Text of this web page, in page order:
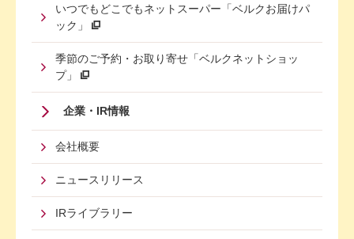
いつでもどこでもネットスーパー「ベルクお届けパ
ック」
季節のご予約・お取り寄せ「ベルクネットショッ
プ」
Footer
Menu
Third
企業・IR情報
会社概要
ニュースリリース
IRライブラリー